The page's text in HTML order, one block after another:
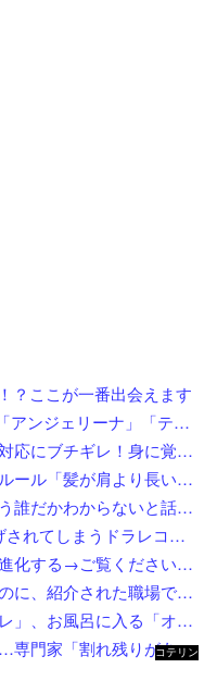
？ここが一番出会えます
【アークナイツ】Cutiesシリーズ「アンジェリーナ」「テキーラ」デフォルメフィギュア【彩色原型公開】
大手携帯会社の頭がおかしすぎる対応にブチギレ！身に覚えのない請求書を「社長の名前だから払え」と突っ返された社長秘書の愚痴
職場のお局上司が作った謎の校則ルール「髪が肩より長いなら絶対に結べ！」→染髪やパーマはOKなのに『髪を下ろすこと』だけを徹底的に禁じる50代女性リーダーに全員あきらめモード←何そのこだわり
【衝撃】最新の三上悠亜さん、もう誰だかわからないと話題になってしまった画像がこちら
【動画】三重の国道1号で事故逃げされてしまうドラレコがひどい。
【画像】あのちゃん、あのさんに進化する→ご覧くださいw w w w w w w w
親戚の子のために臓器を提供したのに、紹介された職場でいじめられて右足に麻痺が残った…人助けして身体壊された挙句バカにされるとか胸糞すぎ
【驚愕】キスをする友達「キスフレ」、お風呂に入る「オフレ」、添い寝の「ソフレ」… Z世代が恋人ではなく「〇〇フレ」を選ぶ理由がこちらw w w w w w w w
熊本地震、まだ終わってなかった…専門家「割れ残りがある」「再び大地震の可能性」
コテリン